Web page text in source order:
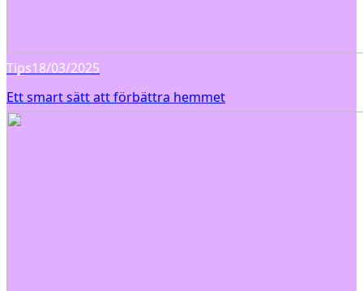
Tips18/03/2025
Ett smart sätt att förbättra hemmet